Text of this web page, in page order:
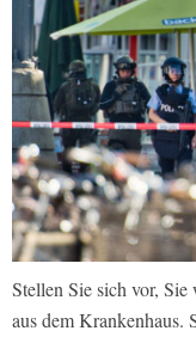
Stellen Sie sich vor,
aus dem Krankenhaus.